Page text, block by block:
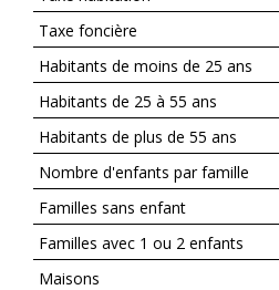
Taxe foncière
Habitants de moins de 25 ans
Habitants de 25 à 55 ans
Habitants de plus de 55 ans
Nombre d'enfants par famille
Familles sans enfant
Familles avec 1 ou 2 enfants
Maisons